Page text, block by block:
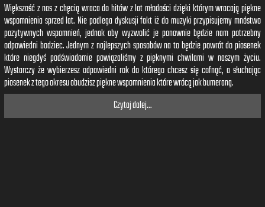
Większość z nas z chęcią wraca do hitów z lat młodości dzięki którym wracają piękne
wspomnienia sprzed lat. Nie podlega dyskusji fakt iż do muzyki przypisujemy mnóstwo
pozytywnych wspomnień, jednak aby wyzwolić je ponownie będzie nam potrzebny
odpowiedni bodziec. Jednym z najlepszych sposobów na to będzie powrót do piosenek
które niegdyś podświadomie powiązaliśmy z pięknymi chwilami w naszym życiu.
Wystarczy że wybierzesz odpowiedni rok do którego chcesz się cofnąć, a słuchając
piosenek z tego okresu obudzisz piękne wspomnienia które wrócą jak bumerang.
Czytaj dalej...